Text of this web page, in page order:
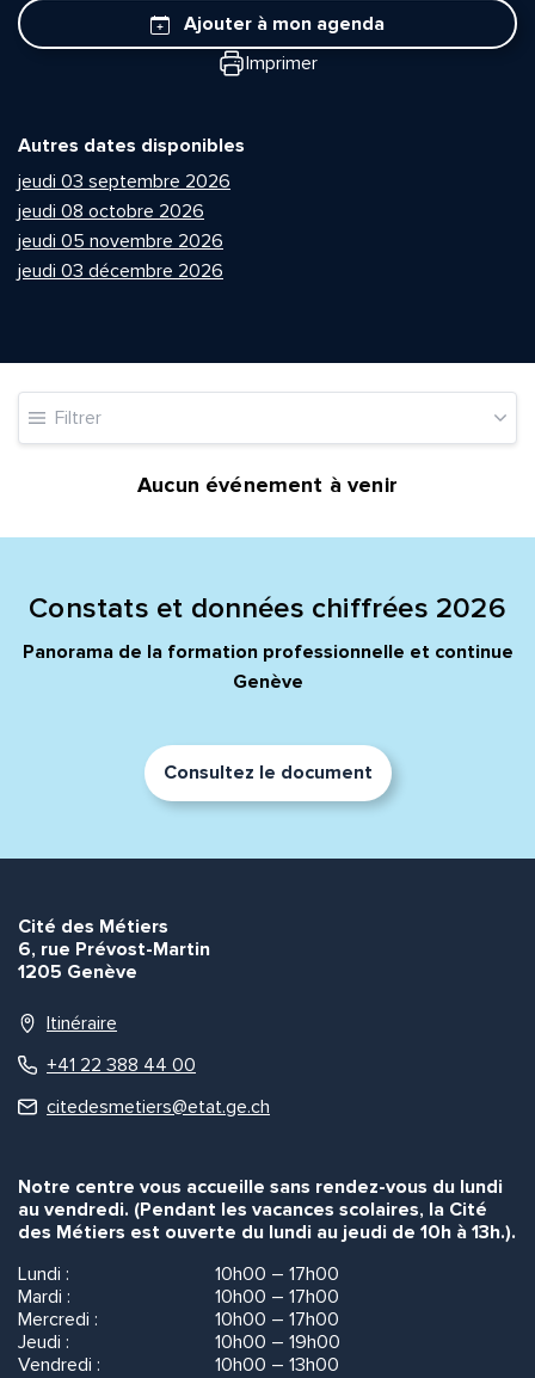
Ajouter à mon agenda
Imprimer
Autres dates disponibles
jeudi 03 septembre 2026
jeudi 08 octobre 2026
jeudi 05 novembre 2026
jeudi 03 décembre 2026
Filtrer
Aucun événement à venir
Constats et données chiffrées 2026
Panorama de la formation professionnelle et continue
Genève
Consultez le document
Cité des Métiers
6, rue Prévost-Martin
1205 Genève
Itinéraire
+41 22 388 44 00
citedesmetiers@etat.ge.ch
Notre centre vous accueille sans rendez-vous du lundi
au vendredi. (Pendant les vacances scolaires, la Cité
des Métiers est ouverte du lundi au jeudi de 10h à 13h.).
Lundi :
10h00 – 17h00
Mardi :
10h00 – 17h00
Mercredi :
10h00 – 17h00
Jeudi :
10h00 – 19h00
Vendredi :
10h00 – 13h00
Prénom et nom*
Envoyer
Commentaire*
Envoyer